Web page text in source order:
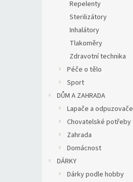
Repelenty
Sterilizátory
Inhalátory
Tlakoměry
Zdravotní technika
Péče o tělo
Sport
DŮM A ZAHRADA
Lapače a odpuzovače
Chovatelské potřeby
Zahrada
Domácnost
DÁRKY
Dárky podle hobby